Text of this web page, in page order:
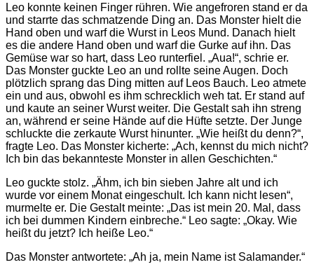
Leo konnte keinen Finger rühren. Wie angefroren stand er da
und starrte das schmatzende Ding an. Das Monster hielt die
Hand oben und warf die Wurst in Leos Mund. Danach hielt
es die andere Hand oben und warf die Gurke auf ihn. Das
Gemüse war so hart, dass Leo runterfiel. „Aua!“, schrie er.
Das Monster guckte Leo an und rollte seine Augen. Doch
plötzlich sprang das Ding mitten auf Leos Bauch. Leo atmete
ein und aus, obwohl es ihm schrecklich weh tat. Er stand auf
und kaute an seiner Wurst weiter. Die Gestalt sah ihn streng
an, während er seine Hände auf die Hüfte setzte. Der Junge
schluckte die zerkaute Wurst hinunter. „Wie heißt du denn?“,
fragte Leo. Das Monster kicherte: „Ach, kennst du mich nicht?
Ich bin das bekannteste Monster in allen Geschichten.“
Leo guckte stolz. „Ähm, ich bin sieben Jahre alt und ich
wurde vor einem Monat eingeschult. Ich kann nicht lesen“,
murmelte er. Die Gestalt meinte: „Das ist mein 20. Mal, dass
ich bei dummen Kindern einbreche.“ Leo sagte: „Okay. Wie
heißt du jetzt? Ich heiße Leo.“
Das Monster antwortete: „Ah ja, mein Name ist Salamander.“